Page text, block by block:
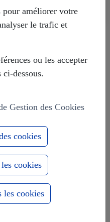
d'un Suisse sur le
: 1000 ans ensemble
et pour le pire
pour améliorer votre
le trafic et
ou les accepter
dessous.
Gestion des Cookies
cookies
cookies
les cookies